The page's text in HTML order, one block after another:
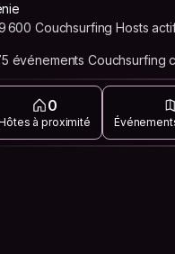
600 Couchsurfing Hosts
événements Couchsurfing
0
à proximité